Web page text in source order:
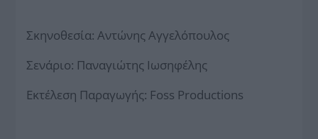
Σκηνοθεσία: Αντώνης Αγγελόπουλος
Σενάριο: Παναγιώτης Ιωσηφέλης
Εκτέλεση Παραγωγής: Foss Productions